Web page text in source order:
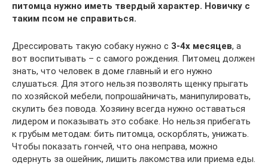
питомца нужно иметь твердый характер. Новичку с
таким псом не справиться.
Дрессировать такую собаку нужно с 3-4х месяцев, а
вот воспитывать – с самого рождения. Питомец должен
знать, что человек в доме главный и его нужно
слушаться. Для этого нельзя позволять щенку прыгать
по хозяйской мебели, попрошайничать, манипулировать,
скулить без повода. Хозяину всегда нужно оставаться
лидером и показывать это собаке. Но нельзя прибегать
к грубым методам: бить питомца, оскорблять, унижать.
Чтобы показать гончей, что она неправа, можно
одернуть за ошейник, лишить лакомства или приема еды.